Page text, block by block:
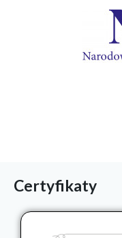
Certyfikaty